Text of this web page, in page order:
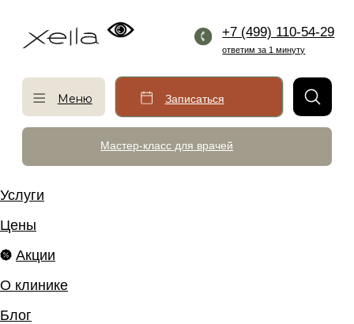
Мастер-класс для врачей
ответим за 1 минуту
О клинике
Блог
Услуги
Цены
Акции